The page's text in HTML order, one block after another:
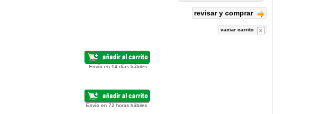
Envío en 14 días hábiles
Envío en 72 horas hábiles
revisar y comprar
vaciar carrito